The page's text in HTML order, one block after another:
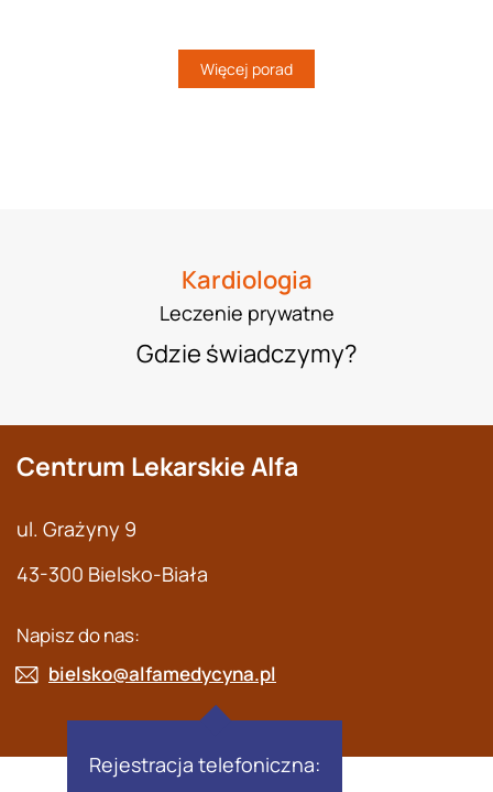
Więcej porad
Kardiologia
Leczenie prywatne
Gdzie świadczymy?
Centrum Lekarskie Alfa
ul. Grażyny 9
43-300 Bielsko-Biała
Napisz do nas:
bielsko@alfamedycyna.pl
Rejestracja telefoniczna: